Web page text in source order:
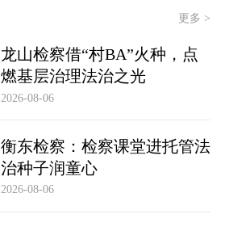
更多 >
龙山检察借“村BA”火种，点
燃基层治理法治之光
2026-08-06
衡东检察：检察课堂进托管法
治种子润童心
2026-08-06